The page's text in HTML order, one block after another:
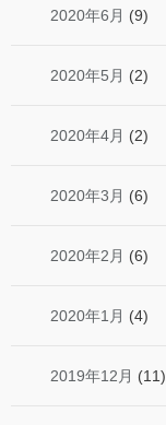
2020年6月 (9)
2020年5月 (2)
2020年4月 (2)
2020年3月 (6)
2020年2月 (6)
2020年1月 (4)
2019年12月 (11)